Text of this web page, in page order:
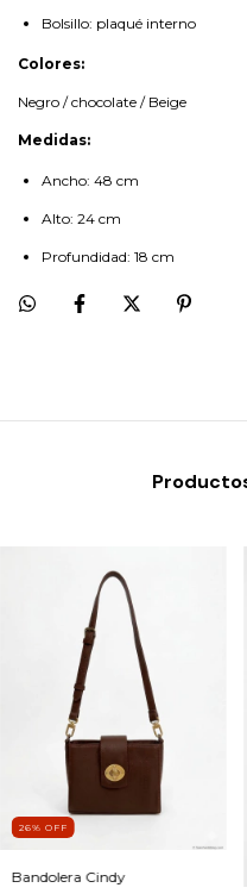
Bolsillo: plaqué interno
Colores:
Negro / chocolate / Beige
Medidas:
Ancho: 48 cm
Alto: 24 cm
Profundidad: 18 cm
26% OFF
Bandolera Cindy